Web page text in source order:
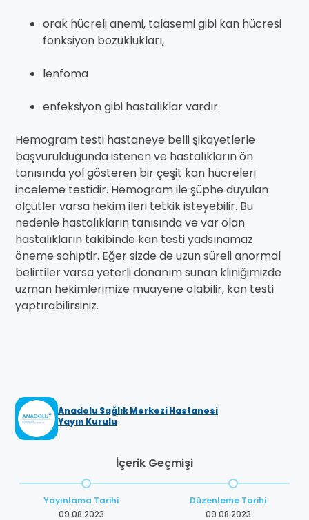
orak hücreli anemi, talasemi gibi kan hücresi
fonksiyon bozuklukları,
lenfoma
enfeksiyon gibi hastalıklar vardır.
Hemogram testi hastaneye belli şikayetlerle
başvurulduğunda istenen ve hastalıkların ön
tanısında yol gösteren bir çeşit kan hücreleri
inceleme testidir. Hemogram ile şüphe duyulan
ölçütler varsa hekim ileri tetkik isteyebilir. Bu
nedenle hastalıkların tanısında ve var olan
hastalıkların takibinde kan testi yadsınamaz
öneme sahiptir. Eğer sizde de uzun süreli anormal
belirtiler varsa yeterli donanım sunan kliniğimizde
uzman hekimlerimize muayene olabilir, kan testi
yaptırabilirsiniz.
Anadolu Sağlık Merkezi Hastanesi
Yayın Kurulu
İçerik Geçmişi
Yayınlama Tarihi
09.08.2023
Düzenleme Tarihi
09.08.2023